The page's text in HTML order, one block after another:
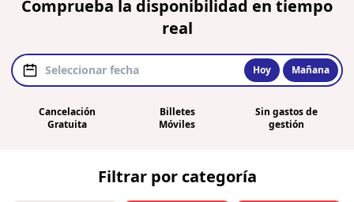
Comprueba la disponibilidad en tiempo
real
Hoy Mañana
Cancelación
Gratuita
Billetes
Móviles
Sin gastos de
gestión
Filtrar por categoría